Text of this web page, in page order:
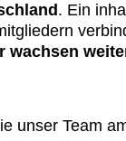
. Ein
wachsen
unser Team